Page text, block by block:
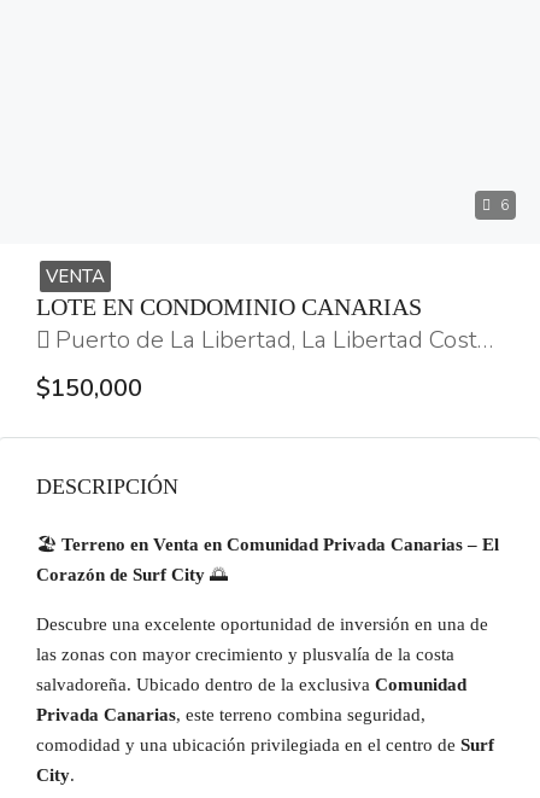
6
VENTA
LOTE EN CONDOMINIO CANARIAS
Puerto de La Libertad, La Libertad Costa, La Libertad, 9190, El Salvador
$150,000
DESCRIPCIÓN
🏖️ Terreno en Venta en Comunidad Privada Canarias – El
Corazón de Surf City 🌅
Descubre una excelente oportunidad de inversión en una de
las zonas con mayor crecimiento y plusvalía de la costa
salvadoreña. Ubicado dentro de la exclusiva Comunidad
Privada Canarias, este terreno combina seguridad,
comodidad y una ubicación privilegiada en el centro de Surf
City.